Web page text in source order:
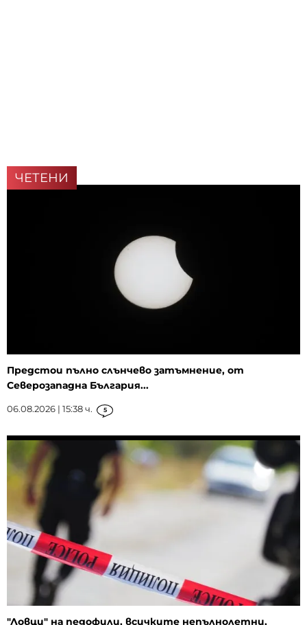
ЧЕТЕНИ
Предстои пълно слънчево затъмнение, от
Северозападна България...
06.08.2026 | 15:38 ч. 5
"Ловци" на педофили, всичките непълнолетни,